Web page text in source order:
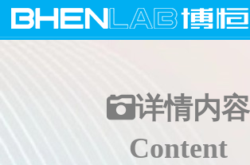
详情内容
Content